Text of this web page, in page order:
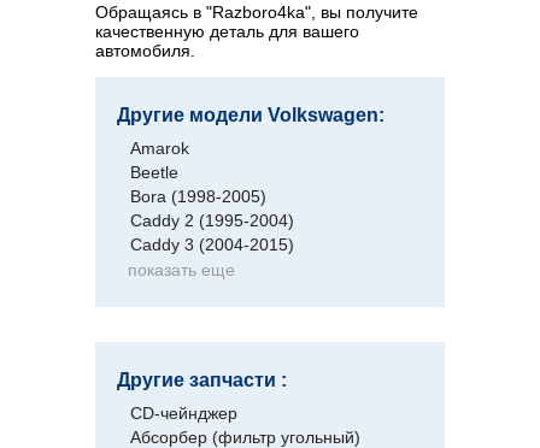
Обращаясь в "Razboro4ka", вы получите
качественную деталь для вашего
автомобиля.
Другие модели Volkswagen:
Amarok
Beetle
Bora (1998-2005)
Caddy 2 (1995-2004)
Caddy 3 (2004-2015)
показать еще
Другие запчасти :
CD-чейнджер
Абсорбер (фильтр угольный)